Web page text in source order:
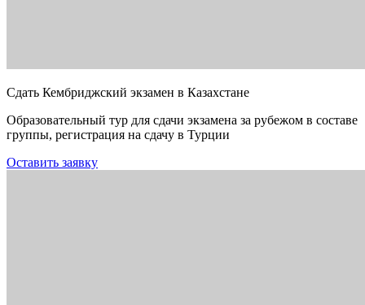
Сдать Кембриджский экзамен в Казахстане
Образовательный тур для сдачи экзамена за рубежом в составе
группы, регистрация на сдачу в Турции
Оставить заявку